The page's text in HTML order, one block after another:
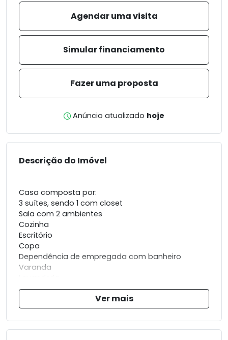
Agendar uma visita
Simular financiamento
Fazer uma proposta
Anúncio atualizado hoje
Descrição do Imóvel
Casa composta por:
3 suítes, sendo 1 com closet
Sala com 2 ambientes
Cozinha
Escritório
Copa
Dependência de empregada com banheiro
Varanda
Área de lazer
2 vagas de garagem
Ver mais